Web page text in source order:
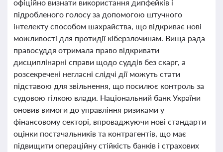
офіційно визнати використання дипфейків і
підробленого голосу за допомогою штучного
інтелекту способом шахрайства, що відкриває нові
можливості для протидії кіберзлочинам. Вища рада
правосуддя отримала право відкривати
дисциплінарні справи щодо суддів без скарг, а
розсекречені негласні слідчі дії можуть стати
підставою для звільнення, що посилює контроль за
судовою гілкою влади. Національний банк України
оновив вимоги до управління ризиками у
фінансовому секторі, впроваджуючи нові стандарти
оцінки постачальників та контрагентів, що має
підвищити операційну стійкість банків і страхових